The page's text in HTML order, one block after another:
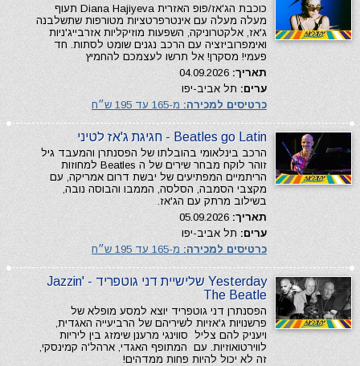
כוכבת הג'אז/פופ האזרית Diana Hajiyeva תעוף
מעלה מעלה עם אינטרפרטציות מטורפות שתשלבנה
ג'אז, אלקטרוניקה, השפעות מוזיקליות אזרבייג'ניות
ואימפרוביזציה עם הרכב נגנים שומט לסתות. חד
פעמי! מסקרן! אל תרשו לעצמכם להחמיץ
תאריך:
ערים: תל אביב-יפו
כרטיסים למכירה: מ-165 עד 195 ש״ח
Beatles go Latin - חגיגת ג'אז לטיני
הרכב בינלאומי בהובלתו של הפסנתרן והמעבד גיל
זוהר לוקח מבחר שירים של ה Beatles למחוזות
הריתמיים המפתיעים של יבשת דרום אמריקה, עם
מקצבי הסמבה, הסלסה, הממבו והבוסה נובה,
בשילוב מרתק עם הג'אז.
תאריך:
ערים: תל אביב-יפו
כרטיסים למכירה: מ-165 עד 195 ש״ח
Yesterday שלישיית דני גוטפריד - Jazzin'
The Beatle
הפסנתרן דני גוטפריד יוצא למסע מופלא של
פרשנויות ג'אזיות לשיריהם של הרביעייה האגדית,
ויעניק להם צליל סווינגי מרענן שימזג בין ליריות
לווירטואוזיות. עם המתופף האגדי, ארהל'ה קמינסקי,
זה לא יכול להיות פחות ממדהים!